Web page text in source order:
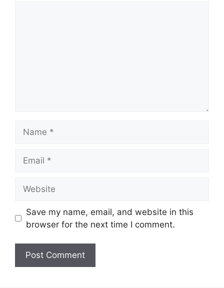
Save my name, email, and website in this
browser for the next time I comment.